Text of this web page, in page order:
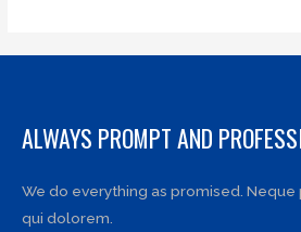
ALWAYS PROMPT AND
We do everything as promised. Neque
qui dolorem.